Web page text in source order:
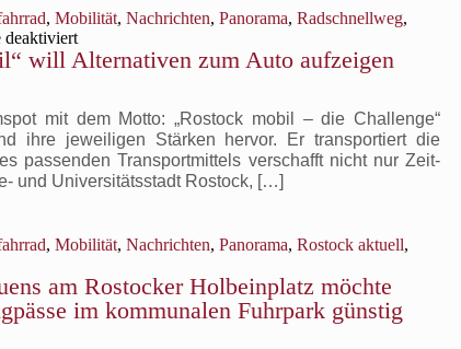
eröffnet
–
hier
Fahrzeuge
und
Lastenfahrräder
gemietet
, Mobilität, Nachrichten, Panorama, Radschnellweg,
deaktiviertfür
Am
ab
Sommer
der
erste
Vorpommern
will Alternativen zum Auto aufzeigen
mit dem Motto: „Rostock mobil – die Challenge“
ihre jeweiligen Stärken hervor. Er transportiert die
passenden Transportmittels verschafft nicht nur Zeit-
und Universitätsstadt Rostock, […]
, Mobilität, Nachrichten, Panorama, Rostock aktuell,
am Rostocker Holbeinplatz möchte
im kommunalen Fuhrpark günstig